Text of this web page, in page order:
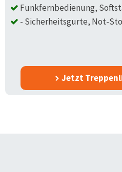
Funkfernbedienung,
- Sicherheitsgurte, Not-
Jetzt